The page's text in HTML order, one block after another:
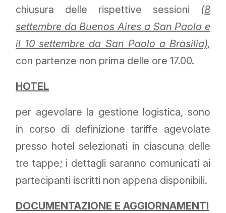
chiusura delle rispettive sessioni (8
settembre da Buenos Aires a San Paolo e
il 10 settembre da San Paolo a Brasilia),
con partenze non prima delle ore 17.00.
HOTEL
per agevolare la gestione logistica, sono
in corso di definizione tariffe agevolate
presso hotel selezionati in ciascuna delle
tre tappe; i dettagli saranno comunicati ai
partecipanti iscritti non appena disponibili.
DOCUMENTAZIONE E AGGIORNAMENTI